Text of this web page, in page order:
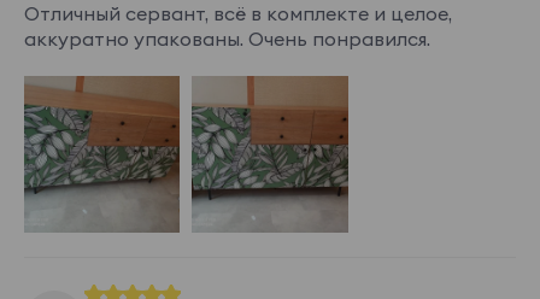
Отличный сервант, всё в комплекте и целое,
аккуратно упакованы. Очень понравился.